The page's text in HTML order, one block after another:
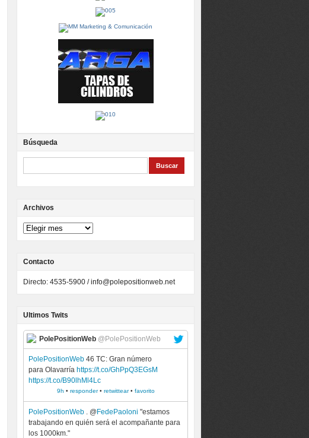
Búsqueda
Archivos
Contacto
Directo: 4535-5900 /info@polepositionweb.net
Ultimos Twits
PolePositionWeb @PolePositionWeb
PolePositionWeb 46 TC: Gran número
para Olavarría https://t.co/GhPpQ3EGsM
https://t.co/B90lhMl4Lc
9h • responder• retwittear• favorito
PolePositionWeb . @ FedePaoloni "estamos
trabajando en quién será el acompañante para
los 1000km."